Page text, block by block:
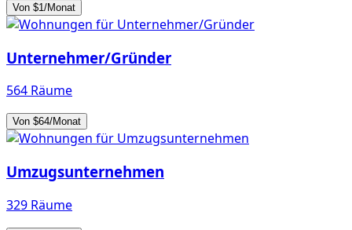
Von $1/Monat
Unternehmer/Gründer
564 Räume
Von $64/Monat
Umzugsunternehmen
329 Räume